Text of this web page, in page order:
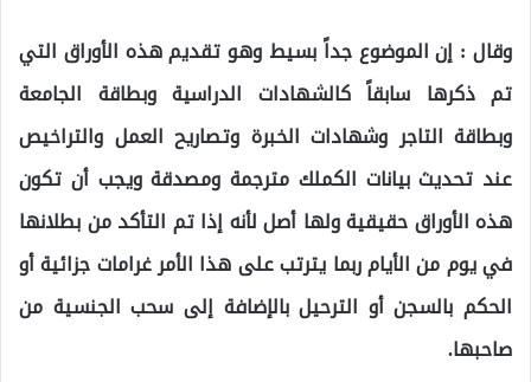
وقال : إن الموضوع جداً بسيط وهو تقديم هذه الأوراق التي
تم ذكرها سابقاً كالشهادات الدراسية وبطاقة الجامعة
وبطاقة التاجر وشهادات الخبرة وتصاريح العمل والتراخيص
عند تحديث بيانات الكملك مترجمة ومصدقة ويجب أن تكون
هذه الأوراق حقيقية ولها أصل لأنه إذا تم التأكد من بطلانها
في يوم من الأيام ربما يترتب على هذا الأمر غرامات جزائية أو
الحكم بالسجن أو الترحيل بالإضافة إلى سحب الجنسية من
صاحبها.